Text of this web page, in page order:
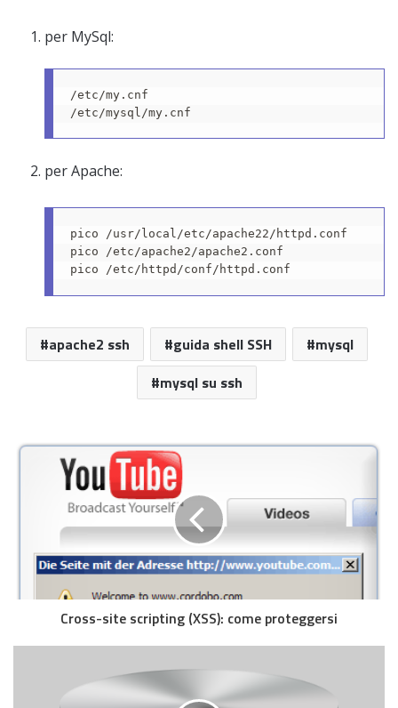
per MySql:
/etc/my.cnf
/etc/mysql/my.cnf
per Apache:
pico /usr/local/etc/apache22/httpd.conf
pico /etc/apache2/apache2.conf
apache2 ssh guida shell SSH
mysql
mysql su ssh
Cross-site scripting (XSS): come proteggersi